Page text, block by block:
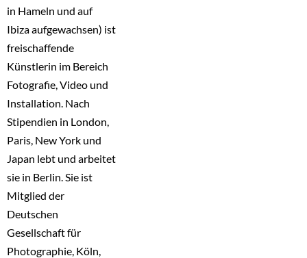
in Hameln und auf
Ibiza aufgewachsen) ist
freischaffende
Künstlerin im Bereich
Fotografie, Video und
Installation. Nach
Stipendien in London,
Paris, New York und
Japan lebt und arbeitet
sie in Berlin. Sie ist
Mitglied der
Deutschen
Gesellschaft für
Photographie, Köln,